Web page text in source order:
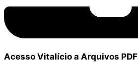
Acesso Vitalício a Arquivos PDF